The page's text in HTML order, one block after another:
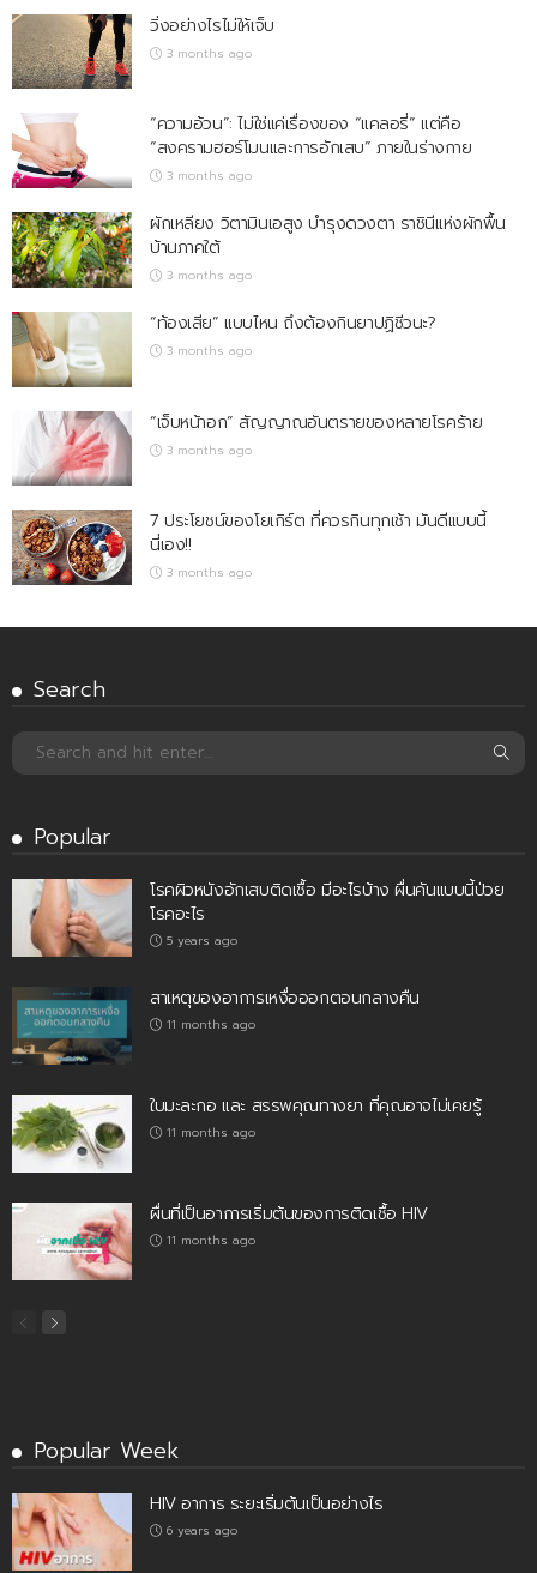
วิ่งอย่างไรไม่ให้เจ็บ
3 months ago
“ความอ้วน”: ไม่ใช่แค่เรื่องของ “แคลอรี่” แต่คือ
“สงครามฮอร์โมนและการอักเสบ” ภายในร่างกาย
3 months ago
ผักเหลียง วิตามินเอสูง บำรุงดวงตา ราชินีแห่งผักพื้น
บ้านภาคใต้
3 months ago
“ท้องเสีย” แบบไหน ถึงต้องกินยาปฏิชีวนะ?
3 months ago
“เจ็บหน้าอก” สัญญาณอันตรายของหลายโรคร้าย
3 months ago
7 ประโยชน์ของโยเกิร์ต ที่ควรกินทุกเช้า มันดีแบบนี้
นี่เอง!!
3 months ago
Search
Popular
โรคผิวหนังอักเสบติดเชื้อ มีอะไรบ้าง ผื่นคันแบบนี้ป่วย
โรคอะไร
5 years ago
สาเหตุของอาการเหงื่อออกตอนกลางคืน
11 months ago
ใบมะละกอ และ สรรพคุณทางยา ที่คุณอาจไม่เคยรู้
11 months ago
ผื่นที่เป็นอาการเริ่มต้นของการติดเชื้อ HIV
11 months ago
Popular Week
HIV อาการ ระยะเริ่มต้นเป็นอย่างไร
6 years ago